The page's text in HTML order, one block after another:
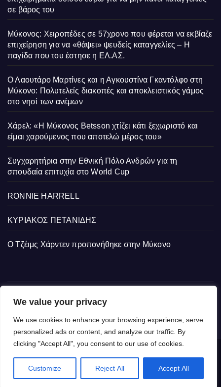
We value your privacy
We use cookies to enhance your browsing experience, serve
personalized ads or content, and analyze our traffic. By
clicking "Accept All", you consent to our use of cookies.
Customize Reject All Accept All
σε βάρος του
Μύκονος: Χειροπέδες σε 57χρονο που φέρεται να εκβίαζε
επιχείρηση για να «θάψει» ψευδείς καταγγελίες – Η
παγίδα που του έστησε η ΕΛ.ΑΣ.
Ο Λαουτάρο Μαρτίνες και η Αγκουστίνα Γκαντόλφο στη
Μύκονο: Πολυτελείς διακοπές και αποκλειστικός γάμος
στο νησί των ανέμων
Χάρελ: «Η Μύκονος Betsson χτίζει κάτι ξεχωριστό και
είμαι χαρούμενος που αποτελώ μέρος του»
Συγχαρητήρια στην Εθνική Πόλο Ανδρών για τη
σπουδαία επιτυχία στο World Cup
RONNIE HARRELL
ΚΥΡΙΑΚΟΣ ΠΕΤΑΝΙΔΗΣ
Ο Τζέιμς Χάρντεν προπονήθηκε στην Μύκονο
Δημιουργήθηκε από το digital2000 με την Υποστήριξη του WordPress
Θέμα: Newsup απόThemeansar